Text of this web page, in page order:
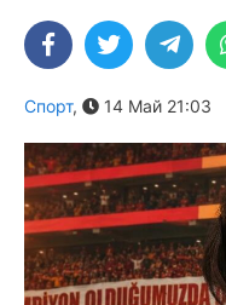
Спорт, 14 Май 21:03